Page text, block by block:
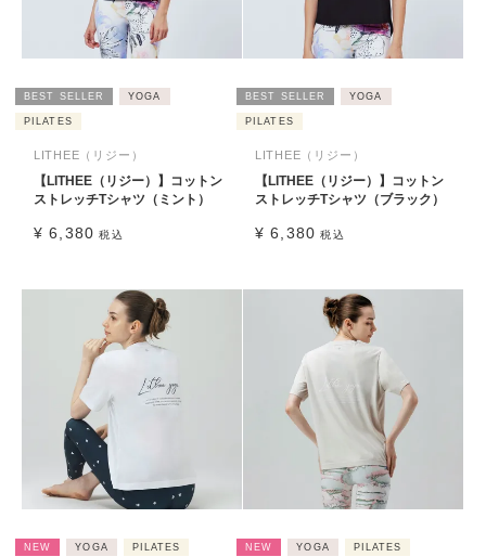
BEST SELLER YOGA
PILATES
LITHEE（リジー）
【LITHEE（リジー）】コットン
ストレッチTシャツ（ミント）
¥ 6,380 税込
BEST SELLER YOGA
PILATES
LITHEE（リジー）
【LITHEE（リジー）】コットン
ストレッチTシャツ（ブラック）
¥ 6,380 税込
NEW YOGA PILATES NEW YOGA PILATES